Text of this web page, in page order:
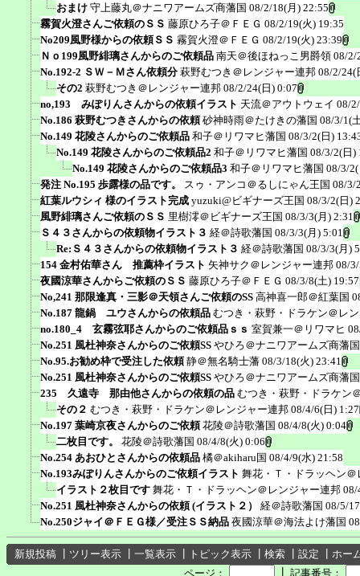
おまけ 守上藤丸＠ナニワアームズ商藩国 08/2/18(月) 22:55
霧賀火澄さんご依頼のＳＳ 藤原ひろ子＠ＦＥＧ 08/2/19(火) 19:35
No209風野様からの依頼ＳＳ 霧賀火澄＠ＦＥＧ 08/2/19(火) 23:39
Ｎｏ199風野緋璃さんからのご依頼品 南天＠後ほねっこ男爵領 08/2/
No.192-2 ＳＷ－Ｍさん依頼分 萩野むつき＠レンジャー連邦 08/2/24(
その2 萩野むつき＠レンジャー連邦 08/2/24(日) 0:07
no,193 みぽりんさんからの依頼イラスト 天流＠アウトウェイ 08/
No.186 萩野むつきさんからの依頼 砂神時雨＠たけきの藩国 08/3/1(
No.149 花陵さんからのご依頼品 和子＠リワマヒ藩国 08/3/2(日)
No.149 花陵さんからのご依頼品2 和子＠リワマヒ藩国 08/3/2(日)
No.149 花陵さんからのご依頼品3 和子＠リワマヒ藩国 08/3/
発注 No.195 歩露様の品です。
スゥ・アンコ＠るしにゃん王国 08/3/
紅葉ルウシィ 様のイラスト完成 yuzuki@ビギナーズ王国 08/3/2(日)
風野緋璃さんご依頼のＳＳ 里樹澪＠ビギナーズ王国 08/3/3(月) 2:31
Ｓ４３さんからの依頼物イラスト３ 経＠詩歌藩国 08/3/3(月) 5:01
Re:Ｓ４３さんからの依頼物イラスト３ 経＠詩歌藩国 08/3/3(月)
154 金村佑華さん 推薦枠イラスト 矢神サク＠レンジャー連邦 08/
夜國涼華さんからご依頼のＳＳ 藤原ひろ子＠ＦＥＧ 08/3/8(土) 19:57
No,241 那限逢真・三影＠天領さんご依頼のSS 高神喜一郎＠紅葉国
No.187 龍鍋 ユウさんからの依頼品 むつき・萩野・ドラケン＠レ
no.180_4 玄霧弦耶さんからのご依頼品ｓｓ 室賀兼一＠リワマヒ
No.251 風杜神奈さんからのご依頼SS やひろ＠ナニワアームズ商藩国
No.95.お勧め枠で受注した依頼 静＠無名騎士藩 08/3/18(火) 23:41
No.251 風杜神奈さんからのご依頼SS やひろ＠ナニワアームズ商藩国
235 久遠寺 那由他さんからの依頼の品 むつき・萩野・ドラケン
その２ むつき・萩野・ドラケン＠レンジャー連邦 08/4/6(日) 1:27
No.197 葉崎京夜さんからのご依頼 花陵＠詩歌藩国 08/4/8(火) 0:04
二枚目です。
花陵＠詩歌藩国 08/4/8(火) 0:06
No.254 あおひとさんからの依頼品 橘＠akiharu国 08/4/9(水) 21:58
No.193みぽりんさんからのご依頼イラスト 舞花・Ｔ・ドラッヘン
イラスト２枚目です 舞花・Ｔ・ドラッヘン＠レンジャー連邦 08/
No.251 風杜神奈さんからの依頼 (イラスト２）
経＠詩歌藩国 08/5/
No.250ジャイ＠ＦＥＧ様／受注ＳＳ納品 夜國涼華＠海法よけ藩国
新規投稿 ツリー表示 一覧表示 トピック表示 検索 設定
ホー
ページ：
記事番号：